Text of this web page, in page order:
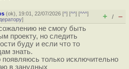
(ok), 19:01, 22/07/2026 [^] [^^] [^^^]
] + / –
не смогу быть
проекту, но следить
буду и если что то
знать.
появляюсь только исключительно
в занудных